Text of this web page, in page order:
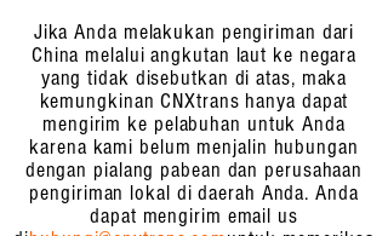
Jika Anda melakukan pengiriman dari
China melalui angkutan laut ke negara
yang tidak disebutkan di atas, maka
kemungkinan CNXtrans hanya dapat
mengirim ke pelabuhan untuk Anda
karena kami belum menjalin hubungan
dengan pialang pabean dan perusahaan
pengiriman lokal di daerah Anda. Anda
dapat mengirim email us